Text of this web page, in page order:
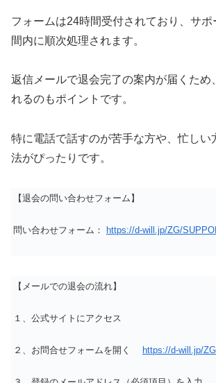
フォームは24時間受付されており、サ
間内に順次処理されます。
返信メールで退会完了の案内が届くため
れるのもポイントです。
特に電話で話すのが苦手な方や、忙しい
法がぴったりです。
【退会の問い合わせフォーム】
問い合わせフォーム： https://d-will.jp/ZG/
【メールでの退会の流れ】
１、公式サイトにアクセス
２、お問合せフォームを開く https://d-will.jp/